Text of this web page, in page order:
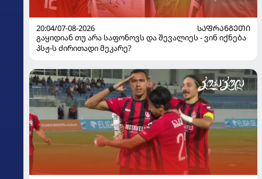
20:04/07-08-2026
ᲡᲐᲤᲠᲐᲜᲒᲔᲗᲘ
გაყიდიან თუ არა საფონოვს და შევალიეს - ვინ იქნება
პსჟ-ს ძირითადი მეკარე?